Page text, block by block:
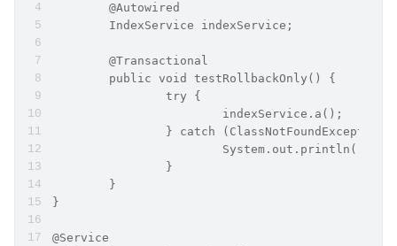
	@Autowired
	IndexService indexService;
	@Transactional
	public void testRollbackOnly() {
		try {
			indexService.a();
} catch (ClassNotFoundException
		}
	}
}
@Service